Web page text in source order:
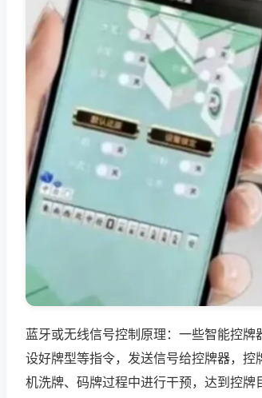
蓝牙或无线信号控制原理：一些智能控
设好牌型等指令，发送信号给控牌器，
机洗牌、码牌过程中进行干预，达到控牌